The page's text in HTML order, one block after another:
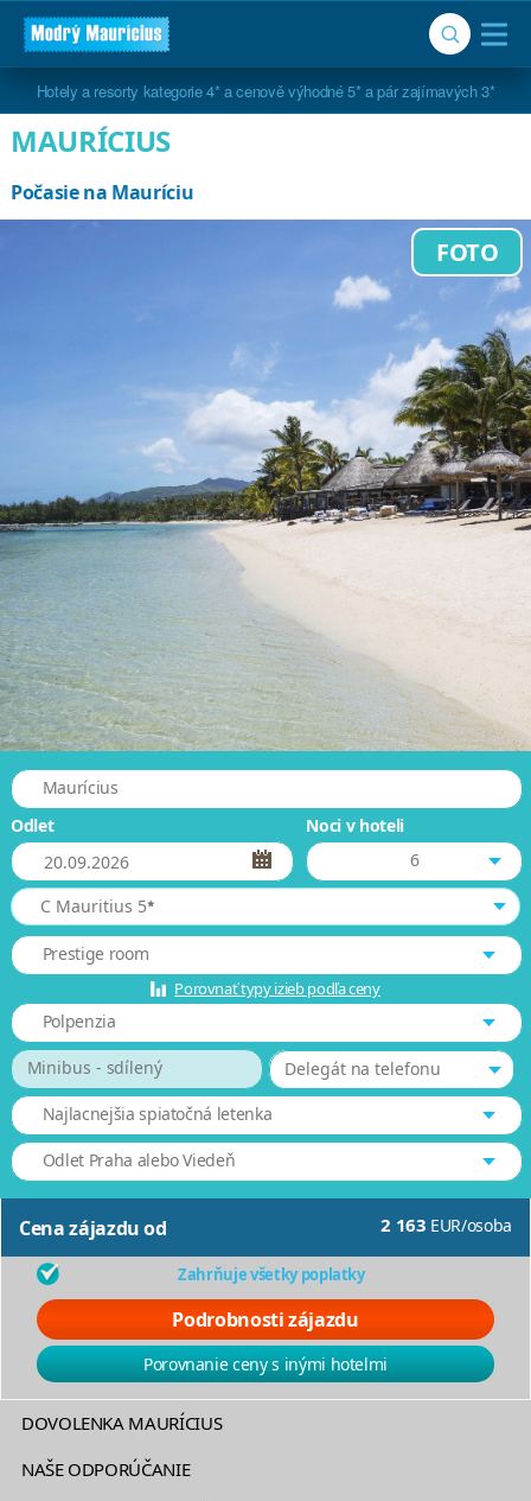
Hotely s osobitým kouzlem, krásným koupáním a nejlepším poměrem ceny a
kvality
MAURÍCIUS
Počasie na Mauríciu
FOTO
Maurícius
Odlet
Noci v hoteli
6
C Mauritius 5*
Prestige room
Porovnať typy izieb podľa ceny
Polpenzia
Minibus - sdílený
Delegát na telefonu
Najlacnejšia spiatočná letenka
Odlet Praha alebo Viedeň
Cena zájazdu od 2 163 EUR/osoba
Zahrňuje všetky poplatky
Podrobnosti zájazdu
Porovnanie ceny s inými hotelmi
DOVOLENKA MAURÍCIUS
NAŠE ODPORÚČANIE